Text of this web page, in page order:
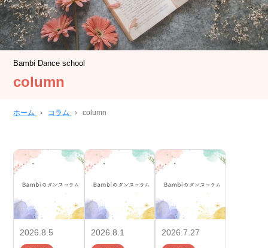
Bambi Dance school
column
ホーム › コラム › column
2026.8.5 2026.8.1 2026.7.27